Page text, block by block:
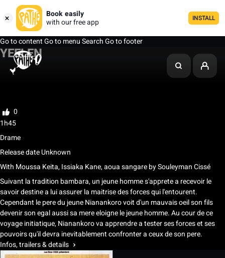
Book easily
with our free app
INSTALL
Go to contentGo to menuSearchGo to footer
YEELEN
My list
0
1h45
Drame
Release date Unknown
With Moussa Keita, Issiaka Kane, aoua sangarebySouleyman Cissé
Suivant la tradition bambara, un jeune homme s'apprete a recevoir le
savoir destine a lui assurer la maitrise des forces qui l'entourent.
Cependant le pere du jeune Nianankoro voit d'un mauvais oeil son fils
devenir son egal aussi sa mere eloigne le jeune homme. Au cour de ce
voyage initiatique, Nianankoro va apprendre a tester ses forces et ses
pouvoirs qu'il devra inevitablement confronter a ceux de son pere.
Infos, trailers & details